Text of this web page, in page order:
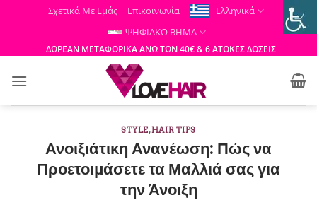
Μετάβαση
περιεχόμενο
Σχετικά Με Εμάς Επικοινωνία
Ελληνικά
ΨΗΦΙΑΚΟ ΒΗΜΑ
ΔΩΡΕΑΝ ΜΕΤΑΦΟΡΙΚΑ ΑΝΩ ΤΩΝ 40€ & 6 ΑΤΟΚΕΣ ΔΟΣΕΙΣ
STYLE,HAIR TIPS
Ανοιξιάτικη Ανανέωση: Πώς να
Προετοιμάσετε τα Μαλλιά σας για
την Άνοιξη